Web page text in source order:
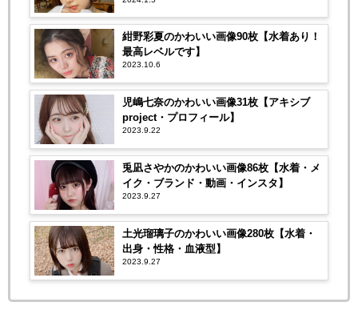
紺野彩夏のかわいい画像90枚【水着あり！
最高レベルです】
2023.10.6
児嶋七奈のかわいい画像31枚【アキシブ
project・プロフィール】
2023.9.22
兎凪さやかのかわいい画像86枚【水着・メ
イク・ブランド・動画・インスタ】
2023.9.27
土光瑠璃子のかわいい画像280枚【水着・
出身・性格・血液型】
2023.9.27